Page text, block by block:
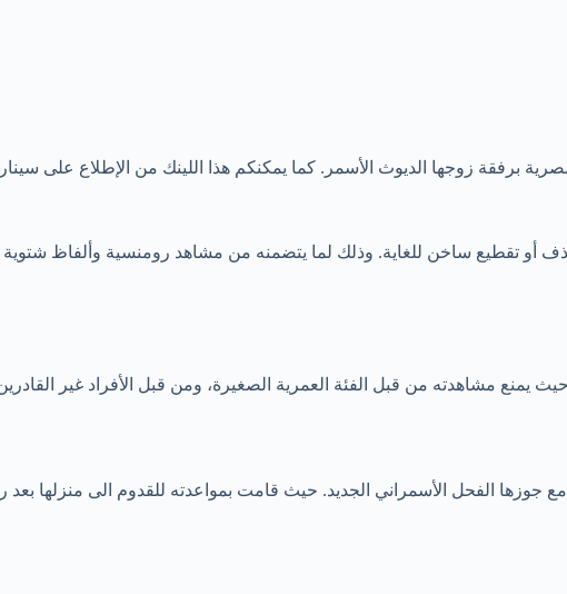
برفقة زوجها الديوث الأسمر. كما يمكنكم هذا اللينك من الإطلاع على
أو تقطيع ساخن للغاية. وذلك لما يتضمنه من مشاهد رومنسية وألفاظ شتوية
يمنع مشاهدته من قبل الفئة العمرية الصغيرة، ومن قبل الأفراد غير
جوزها الفحل الأسمراني الجديد. حيث قامت بمواعدته للقدوم الى منزلها